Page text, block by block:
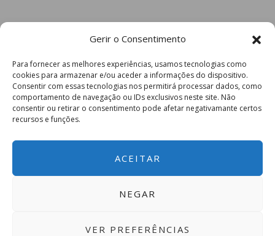
Gerir o Consentimento
Para fornecer as melhores experiências, usamos tecnologias como
cookies para armazenar e/ou aceder a informações do dispositivo.
Consentir com essas tecnologias nos permitirá processar dados, como
comportamento de navegação ou IDs exclusivos neste site. Não
consentir ou retirar o consentimento pode afetar negativamante certos
recursos e funções.
ACEITAR
NEGAR
VER PREFERÊNCIAS